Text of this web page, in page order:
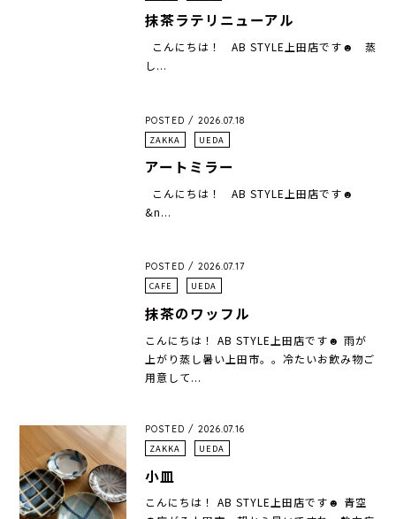
抹茶ラテリニューアル
こんにちは！ AB STYLE上田店です☻ 蒸
し...
POSTED / 2026.07.18
ZAKKA UEDA
アートミラー
こんにちは！ AB STYLE上田店です☻
&n...
POSTED / 2026.07.17
CAFE UEDA
抹茶のワッフル
こんにちは！ AB STYLE上田店です☻ 雨が
上がり蒸し暑い上田市。。冷たいお飲み物ご
用意して...
POSTED / 2026.07.16
ZAKKA UEDA
小皿
こんにちは！ AB STYLE上田店です☻ 青空